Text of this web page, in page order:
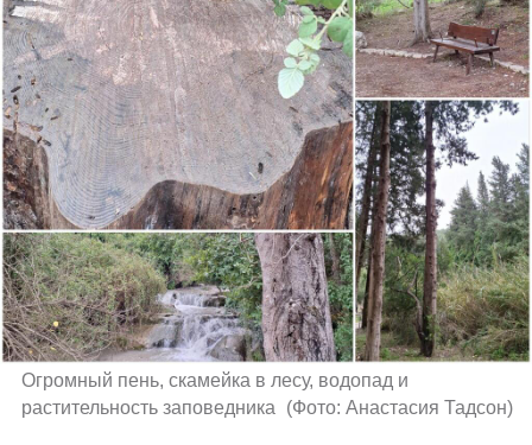
Огромный пень, скамейка в лесу, водопад и
растительность заповедника (Фото: Анастасия Тадсон)